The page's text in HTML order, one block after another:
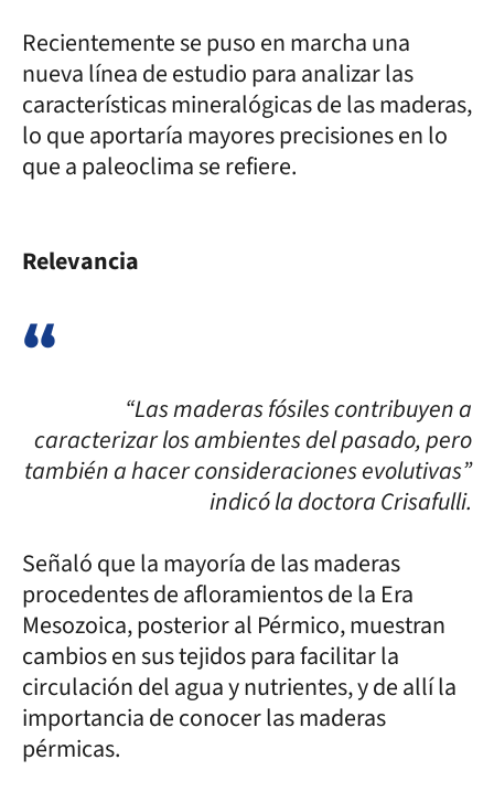
Recientemente se puso en marcha una
nueva línea de estudio para analizar las
características mineralógicas de las maderas,
lo que aportaría mayores precisiones en lo
que a paleoclima se refiere.
Relevancia
“Las maderas fósiles contribuyen a
caracterizar los ambientes del pasado, pero
también a hacer consideraciones evolutivas”
indicó la doctora Crisafulli.
Señaló que la mayoría de las maderas
procedentes de afloramientos de la Era
Mesozoica, posterior al Pérmico, muestran
cambios en sus tejidos para facilitar la
circulación del agua y nutrientes, y de allí la
importancia de conocer las maderas
pérmicas.